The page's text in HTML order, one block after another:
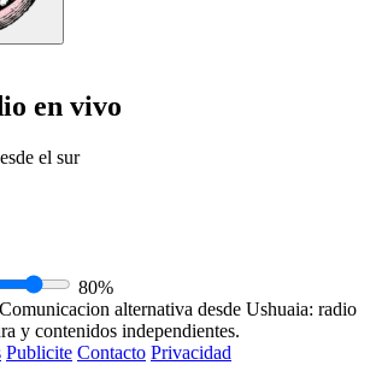
en vivo
el sur
80%
Comunicacion alternativa desde Ushuaia: radio
y contenidos independientes.
Publicite Contacto Privacidad